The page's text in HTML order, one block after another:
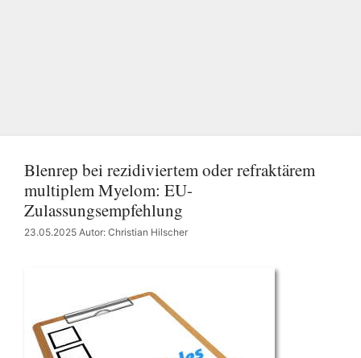
Blenrep bei rezidiviertem oder refraktärem
multiplem Myelom: EU-
Zulassungsempfehlung
23.05.2025 Autor: Christian Hilscher